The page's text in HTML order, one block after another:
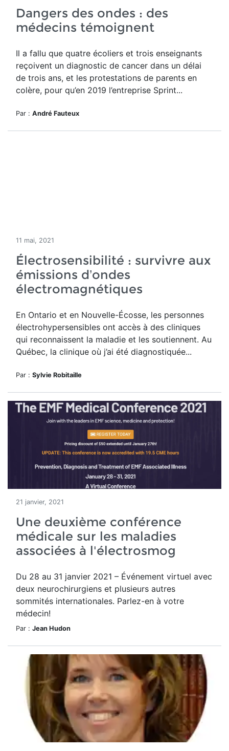
Dangers des ondes : des
médecins témoignent
Il a fallu que quatre écoliers et trois enseignants
reçoivent un diagnostic de cancer dans un délai
de trois ans, et les protestations de parents en
colère, pour qu’en 2019 l’entreprise Sprint...
Par : André Fauteux
11 mai, 2021
Électrosensibilité : survivre aux
émissions d’ondes
électromagnétiques
En Ontario et en Nouvelle-Écosse, les personnes
électrohypersensibles ont accès à des cliniques
qui reconnaissent la maladie et les soutiennent. Au
Québec, la clinique où j’ai été diagnostiquée...
Par : Sylvie Robitaille
21 janvier, 2021
Une deuxième conférence
médicale sur les maladies
associées à l'électrosmog
Du 28 au 31 janvier 2021 – Événement virtuel avec
deux neurochirurgiens et plusieurs autres
sommités internationales. Parlez-en à votre
médecin!
Par : Jean Hudon